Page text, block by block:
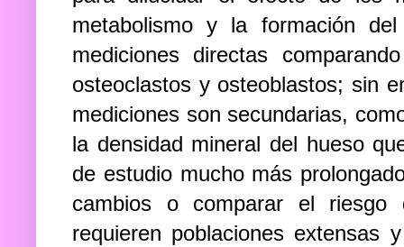
metabolismo y la formación
mediciones directas
osteoclastos y osteoblastos; sin
mediciones son secundarias,
la densidad mineral del hueso
de estudio mucho más
cambios o comparar el
requieren poblaciones extensas